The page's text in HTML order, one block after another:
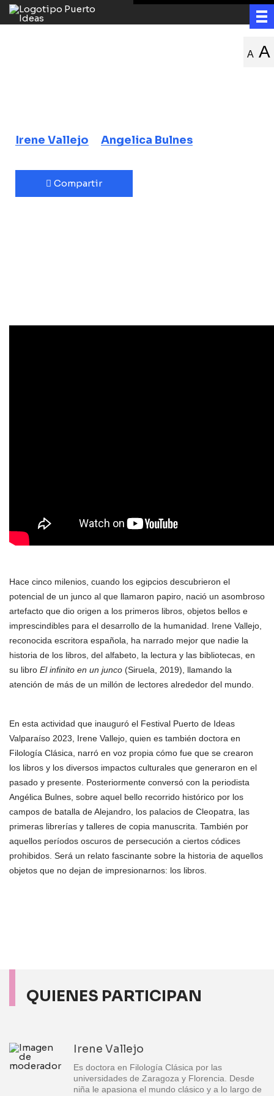
A A
Irene Vallejo
Angelica Bulnes
Compartir
Hace cinco milenios, cuando los egipcios descubrieron el
potencial de un junco al que llamaron papiro, nació un asombroso
artefacto que dio origen a los primeros libros, objetos bellos e
imprescindibles para el desarrollo de la humanidad. Irene Vallejo,
reconocida escritora española, ha narrado mejor que nadie la
historia de los libros, del alfabeto, la lectura y las bibliotecas, en
su libro El infinito en un junco (Siruela, 2019), llamando la
atención de más de un millón de lectores alrededor del mundo.
En esta actividad que inauguró el Festival Puerto de Ideas
Valparaíso 2023, Irene Vallejo, quien es también doctora en
Filología Clásica, narró en voz propia cómo fue que se crearon
los libros y los diversos impactos culturales que generaron en el
pasado y presente. Posteriormente conversó con la periodista
Angélica Bulnes, sobre aquel bello recorrido histórico por los
campos de batalla de Alejandro, los palacios de Cleopatra, las
primeras librerías y talleres de copia manuscrita. También por
aquellos períodos oscuros de persecución a ciertos códices
prohibidos. Será un relato fascinante sobre la historia de aquellos
objetos que no dejan de impresionarnos: los libros.
QUIENES PARTICIPAN
Irene Vallejo
Es doctora en Filología Clásica por las
universidades de Zaragoza y Florencia. Desde
niña le apasiona el mundo clásico y a lo largo de